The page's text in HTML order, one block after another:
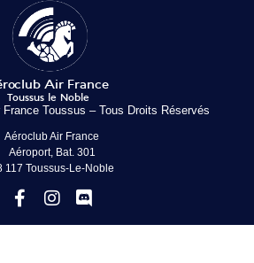
Toussus – Tous Droits Réservés
Aéroclub Air France
Aéroport, Bat. 301
117 Toussus-Le-Noble